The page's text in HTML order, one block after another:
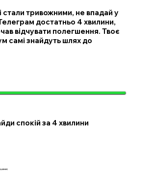
стали тривожними, не впадай у
достатньо 4 хвилини,
відчувати полегшення. Твоє
самі знайдуть шлях до
спокій за 4 хвилини